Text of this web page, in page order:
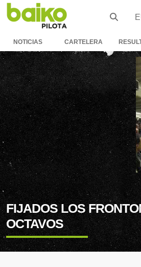
NOTICIAS CARTELERA
FIJADOS LOS
OCTAVOS